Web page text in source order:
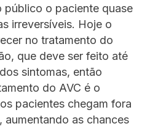
público o paciente quase
irreversíveis. Hoje o
no tratamento do
que deve ser feito até
sintomas, então
do AVC é o
pacientes chegam fora
as chances